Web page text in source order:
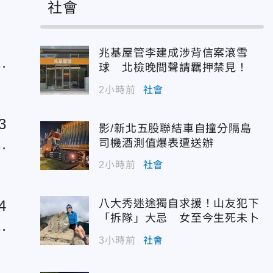
社會
兆基屋管李建成涉背信案滾雪
球 北檢晚間聲請羈押禁見！
2小時前 社會
影/新北五股聯結車自撞分隔島
司機酒測值爆表遭送辦
2小時前 社會
八大秀迷途獨自求援！山友犯下
「拆隊」大忌 女至今生死未卜
3小時前 社會